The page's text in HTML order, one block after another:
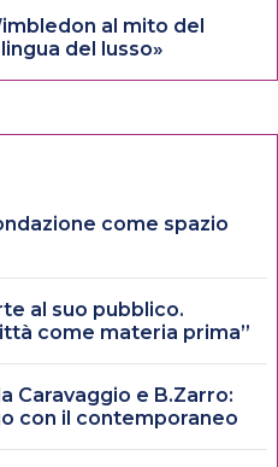
al mito del
del lusso»
come spazio
al suo pubblico.
come materia prima”
Caravaggio e B.Zarro:
con il contemporaneo